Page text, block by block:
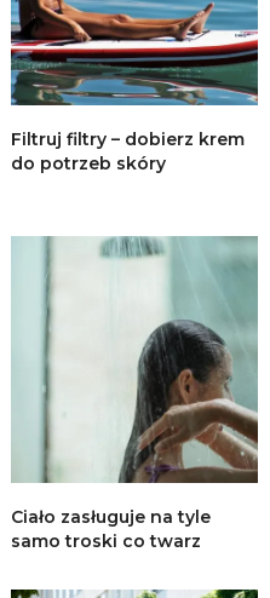
Filtruj filtry – dobierz krem
do potrzeb skóry
Ciało zasługuje na tyle
samo troski co twarz